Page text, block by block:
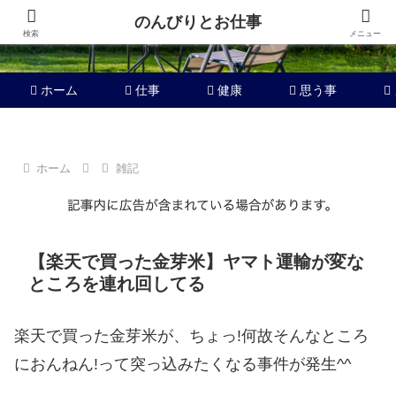
ホーム 仕事 健康 思う事
ホーム 雑記
【楽天で買った金芽米】ヤマト運輸が変な
ところを連れ回してる
楽天で買った金芽米が、ちょっ!何故そんなところ
におんねん!って突っ込みたくなる事件が発生^^
検索
のんびりとお仕事
メニュー